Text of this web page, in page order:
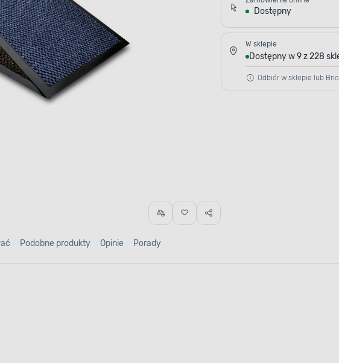
Dostępny
W sklepie
Dostępny w 9 z 228
Odbiór w sklepie lub
Podobne produkty Opinie Porady